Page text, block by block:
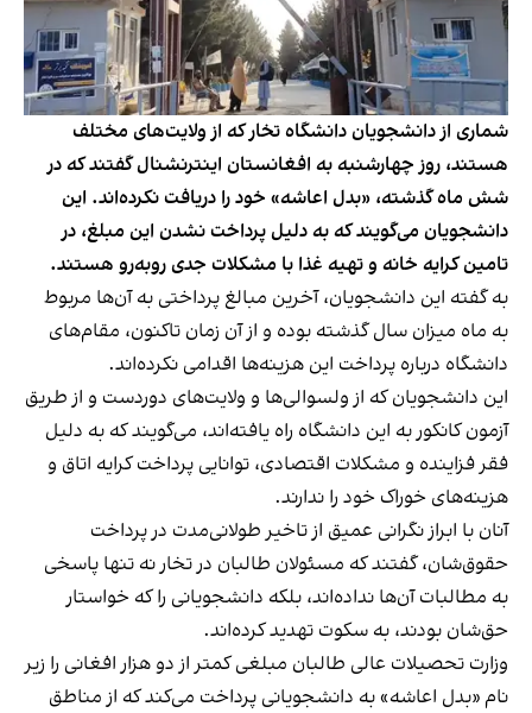
شماری از دانشجویان دانشگاه تخار که از ولایت‌های مختلف
هستند، روز چهارشنبه به افغانستان اینترنشنال گفتند که در
شش ماه گذشته، «بدل اعاشه» خود را دریافت نکرده‌اند. این
دانشجویان می‌گویند که به دلیل پرداخت نشدن این مبلغ، در
تامین کرایه خانه و تهیه غذا با مشکلات جدی روبه‌رو هستند.
به گفته این دانشجویان، آخرین مبالغ پرداختی به آن‌ها مربوط
به ماه میزان سال گذشته بوده و از آن زمان تاکنون، مقام‌های
دانشگاه درباره پرداخت این هزینه‌ها اقدامی نکرده‌اند.
این دانشجویان که از ولسوالی‌ها و ولایت‌های دوردست و از طریق
آزمون کانکور به این دانشگاه راه یافته‌اند، می‌گویند که به دلیل
فقر فزاینده و مشکلات اقتصادی، توانایی پرداخت کرایه اتاق و
هزینه‌های خوراک خود را ندارند.
آنان با ابراز نگرانی عمیق از تاخیر طولانی‌مدت در پرداخت
حقوق‌شان، گفتند که مسئولان طالبان در تخار نه تنها پاسخی
به مطالبات آن‌ها نداده‌اند، بلکه دانشجویانی را که خواستار
حق‌شان بودند، به سکوت تهدید کرده‌اند.
وزارت تحصیلات عالی طالبان مبلغی کمتر از دو هزار افغانی را زیر
نام «بدل اعاشه» به دانشجویانی پرداخت می‌کند که از مناطق